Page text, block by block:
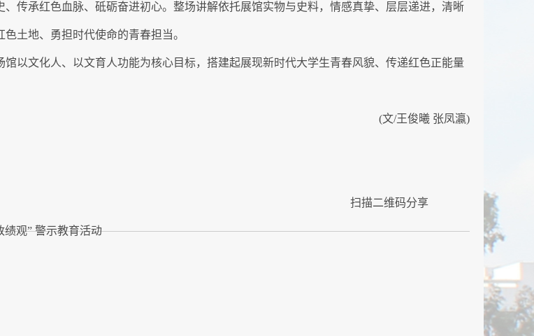
传承红色血脉、砥砺奋进初心。整场讲解依托展馆实物与史料，情感真挚、层层递进，清晰
土地、勇担时代使命的青春担当。
馆以文化人、以文育人功能为核心目标，搭建起展现新时代大学生青春风貌、传递红色正能量
(文/王俊曦 张凤瀛)
绩观” 警示教育活动
扫描二维码分享